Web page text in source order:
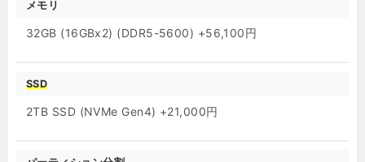
メモリ
32GB (16GBx2) (DDR5-5600) +56,100円
SSD
2TB SSD (NVMe Gen4) +21,000円